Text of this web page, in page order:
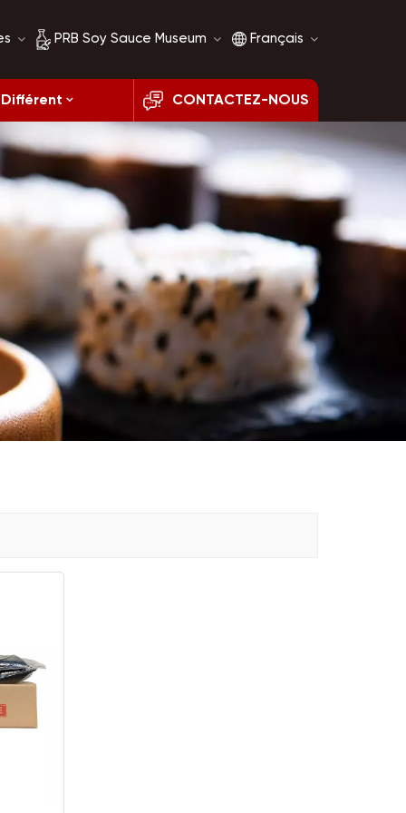
PRB Soy Sauce Museum
Histoire de la sauce
soja
Comparaison de la
sauce soja
Français
English
français
العربية
Différent CONTACTEZ-NOUS